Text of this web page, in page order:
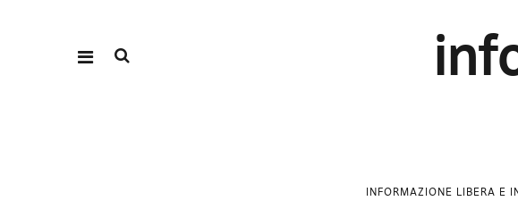
INFORMAZIONE LIBERA E